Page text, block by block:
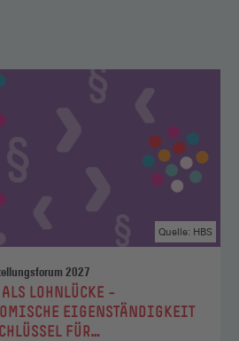
2027
LOHNLÜCKE –
EIGENSTÄNDIGKEIT
FÜR
Quelle: HBS